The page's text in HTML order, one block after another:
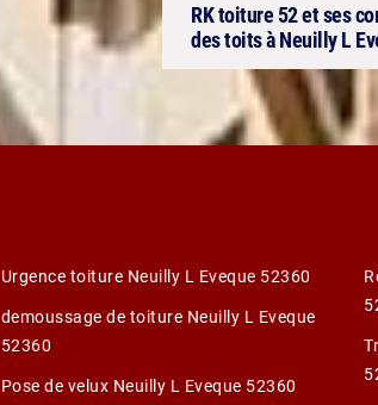
RK toiture 52 et ses
des toits à Neuilly L
Urgence toiture Neuilly L Eveque 52360
demoussage de toiture Neuilly L Eveque
52360
Pose de velux Neuilly L Eveque 52360